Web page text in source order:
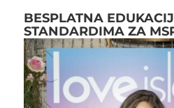
BESPLATNA
STANDARDIMA ZA